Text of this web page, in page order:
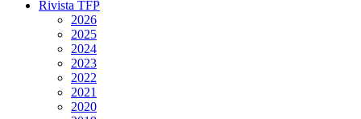
Rivista TFP
2026
2025
2024
2023
2022
2021
2020